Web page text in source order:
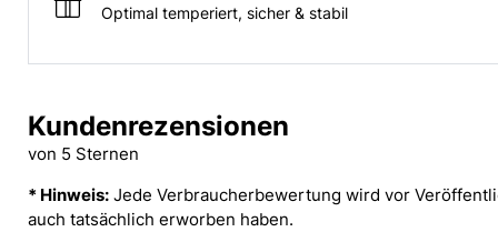
Optimal temperiert, sicher & stabil
Kundenrezensionen
von 5 Sternen
* Hinweis: Jede Verbraucherbewertung wird vor
auch tatsächlich erworben haben.